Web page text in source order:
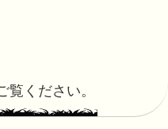
ください。